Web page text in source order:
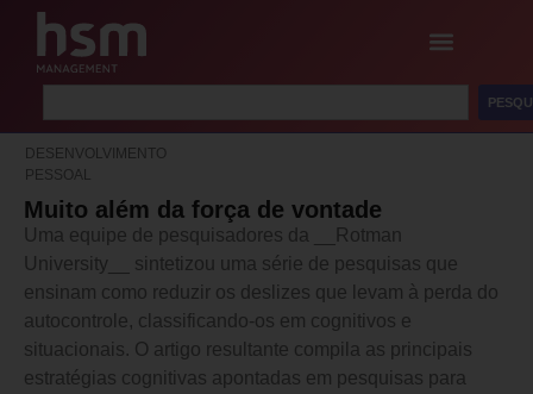
DESENVOLVIMENTO
PESSOAL
Muito além da força de vontade
Uma equipe de pesquisadores da __Rotman
University__ sintetizou uma série de pesquisas que
ensinam como reduzir os deslizes que levam à perda do
autocontrole, classificando-os em cognitivos e
situacionais. O artigo resultante compila as principais
estratégias cognitivas apontadas em pesquisas para